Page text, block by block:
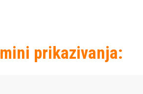
prikazivanja: